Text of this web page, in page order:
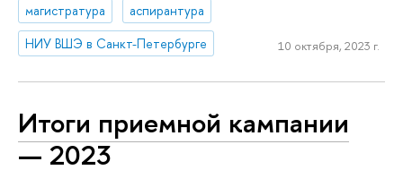
магистратура
аспирантура
НИУ ВШЭ в Санкт-Петербурге
10 октября, 2023 г.
Итоги приемной кампании
— 2023